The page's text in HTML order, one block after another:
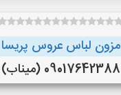
مزون لباس عروس پریسا
09017642388 (میناب)